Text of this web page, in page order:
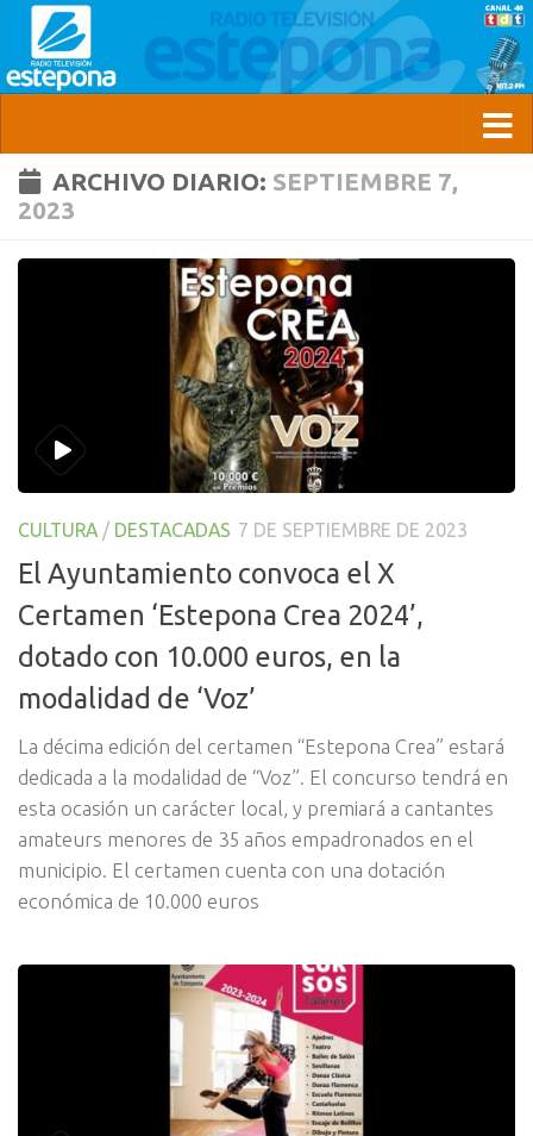
ARCHIVO DIARIO: SEPTIEMBRE 7,
2023
CULTURA / DESTACADAS 7 DE SEPTIEMBRE DE 2023
El Ayuntamiento convoca el X
Certamen ‘Estepona Crea 2024’,
dotado con 10.000 euros, en la
modalidad de ‘Voz’
La décima edición del certamen “Estepona Crea” estará
dedicada a la modalidad de “Voz”. El concurso tendrá en
esta ocasión un carácter local, y premiará a cantantes
amateurs menores de 35 años empadronados en el
municipio. El certamen cuenta con una dotación
económica de 10.000 euros